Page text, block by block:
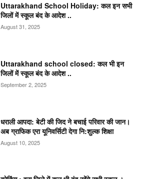
Uttarakhand School Holiday: कल इन सभी
जिलों में स्कूल बंद के आदेश ..
August 31, 2025
Uttarakhand school closed: कल भी इन
जिलों में स्कूल बंद के आदेश ..
September 2, 2025
धराली आपदा: बेटी की जिद ने बचाई परिवार की जान।
अब ग्राफिक एरा यूनिवर्सिटी देगा नि:शुल्क शिक्षा
August 10, 2025